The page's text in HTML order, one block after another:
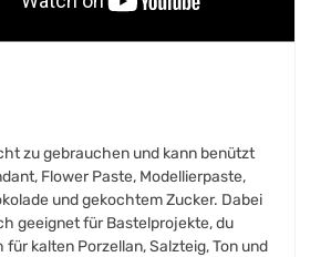
zu gebrauchen und kann benützt
Flower Paste, Modellierpaste,
und gekochtem Zucker. Dabei
geeignet für Bastelprojekte, du
für kalten Porzellan, Salzteig, Ton und